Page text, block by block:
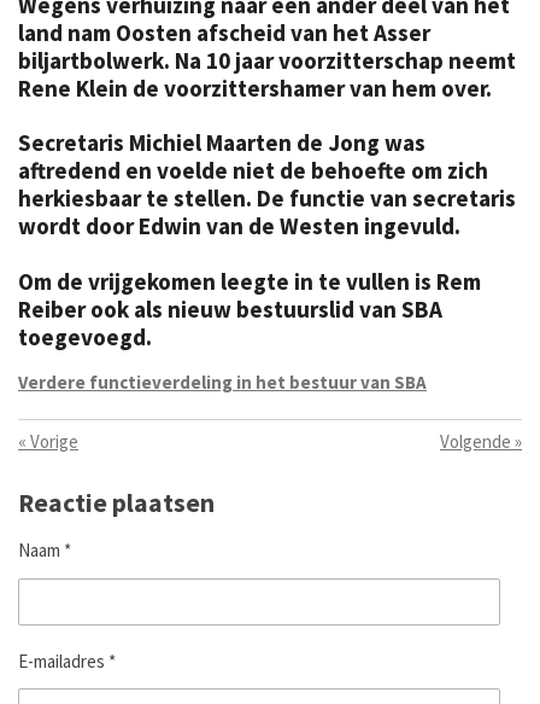
land nam Oosten afscheid van het Asser
biljartbolwerk. Na 10 jaar voorzitterschap neemt
Rene Klein de voorzittershamer van hem over.
Secretaris Michiel Maarten de Jong was
aftredend en voelde niet de behoefte om zich
herkiesbaar te stellen. De functie van secretaris
wordt door Edwin van de Westen ingevuld.
Om de vrijgekomen leegte in te vullen is Rem
Reiber ook als nieuw bestuurslid van SBA
toegevoegd.
Verdere functieverdeling in het bestuur van SBA
« Vorige Volgende »
Reactie plaatsen
Naam *
E-mailadres *